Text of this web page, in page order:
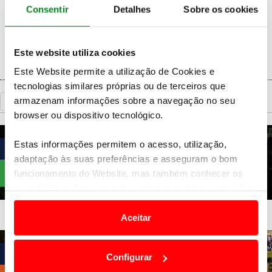
Consentir Detalhes Sobre os cookies
Este website utiliza cookies
Este Website permite a utilização de Cookies e
tecnologias similares próprias ou de terceiros que
armazenam informações sobre a navegação no seu
browser ou dispositivo tecnológico.
Estas informações permitem o acesso, utilização,
adaptação às suas preferências e asseguram o bom
funcionamento do Website, mas também conhecer os
e anúncios de modo a promover produtos e/ou serviços.
Em alguns casos, a utilização destas tecnologias
termos e a todo o tempo as suas preferências e limitando
Aceitar
Configurar
Voltar